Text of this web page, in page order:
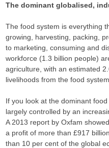
The dominant globalised,
The food system is everything
growing, harvesting, packing,
to marketing, consuming and
workforce (1.3 billion people)
agriculture, with an estimated
livelihoods from the food
If you look at the dominant
largely controlled by an
A 2013 report by Oxfam
a profit of more than £917
than 10 per cent of the global